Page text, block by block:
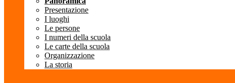
Presentazione
I luoghi
Le persone
I numeri della scuola
Le carte della scuola
Organizzazione
La storia